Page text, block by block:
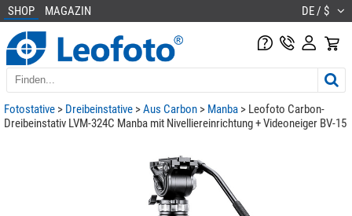
SHOP MAGAZIN DE / $
Fotostative > Dreibeinstative >Aus Carbon > Manba > Leofoto Carbon-
Dreibeinstativ LVM-324C Manba mit Nivelliereinrichtung + Videoneiger BV-15